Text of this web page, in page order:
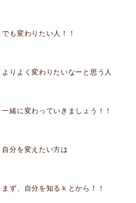
でも変わりたい人！！
よりよく変わりたいなーと思う人
一緒に変わっていきましょう！！
自分を変えたい方は
まず、自分を知るｋとから！！